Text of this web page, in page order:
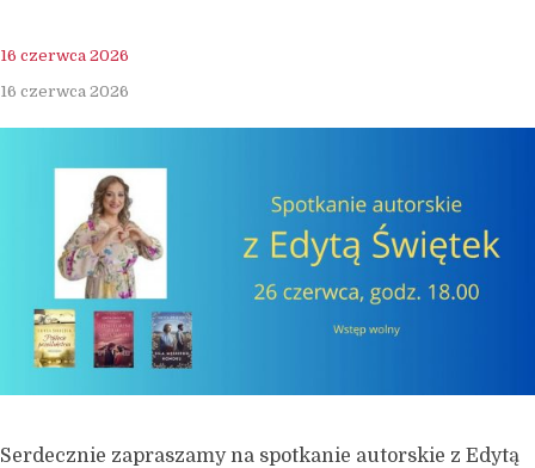
16 czerwca 2026
16 czerwca 2026
Serdecznie zapraszamy na spotkanie autorskie z Edytą